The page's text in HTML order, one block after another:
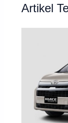
Artikel